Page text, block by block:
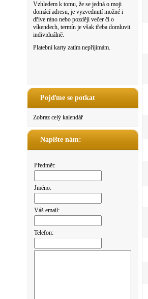
Vzhledem k tomu, že se jedná o moji
domácí adresu, je vyzvednutí možné i
dříve ráno nebo později večer či o
víkendech, termín je však třeba domluvit
individuálně.
Platební karty zatím nepřijímám.
Pojďme se potkat
Zobraz celý kalendář
Napište nám:
Předmět:
Jméno:
Váš email:
Telefon: